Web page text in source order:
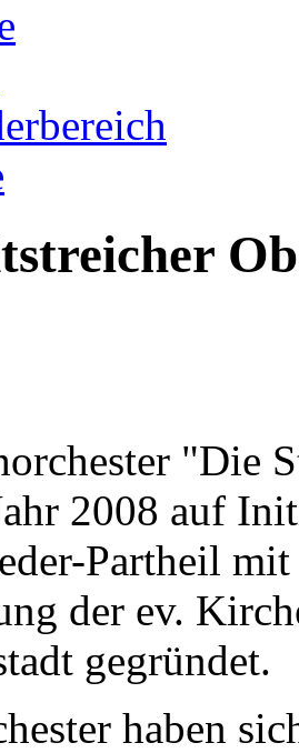
"Die
2008 auf
Partheil mit
der ev.
gegründet.
haben